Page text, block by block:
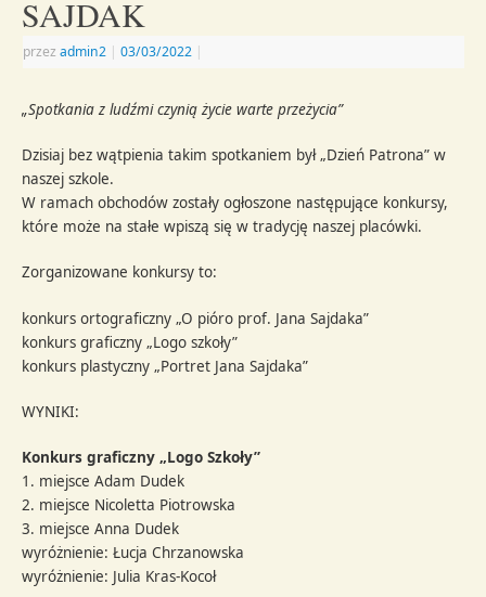
SAJDAK
przezadmin2 | 03/03/2022 |
„Spotkania z ludźmi czynią życie warte przeżycia”
Dzisiaj bez wątpienia takim spotkaniem był „Dzień Patrona” w
naszej szkole.
W ramach obchodów zostały ogłoszone następujące konkursy,
które może na stałe wpiszą się w tradycję naszej placówki.
Zorganizowane konkursy to:
konkurs ortograficzny „O pióro prof. Jana Sajdaka”
konkurs graficzny „Logo szkoły”
konkurs plastyczny „Portret Jana Sajdaka”
WYNIKI:
Konkurs graficzny „Logo Szkoły”
1. miejsce Adam Dudek
2. miejsce Nicoletta Piotrowska
3. miejsce Anna Dudek
wyróżnienie: Łucja Chrzanowska
wyróżnienie: Julia Kras-Kocoł